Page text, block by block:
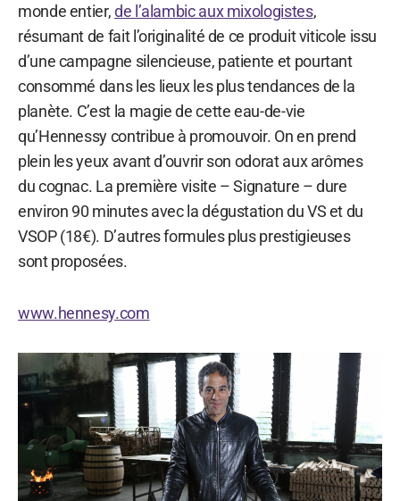
monde entier,de l’alambic aux mixologistes,
résumant de fait l’originalité de ce produit viticole issu
d’une campagne silencieuse, patiente et pourtant
consommé dans les lieux les plus tendances de la
planète. C’est la magie de cette eau-de-vie
qu’Hennessy contribue à promouvoir. On en prend
plein les yeux avant d’ouvrir son odorat aux arômes
du cognac. La première visite – Signature – dure
environ 90 minutes avec la dégustation du VS et du
VSOP (18€). D’autres formules plus prestigieuses
sont proposées.
www.hennesy.com